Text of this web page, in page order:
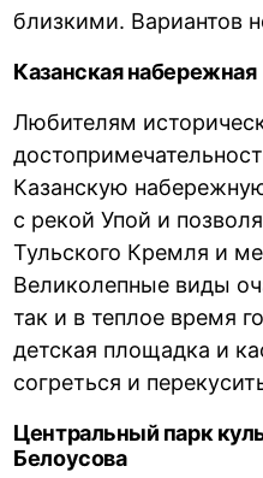
близкими. Вариантов
Казанская набережная
Любителям
Казанскую
с рекой Упой и
Тульского Кремля и
Великолепные виды
так и в теплое время
детская площадка и
согреться и
Центральный парк
Белоусова